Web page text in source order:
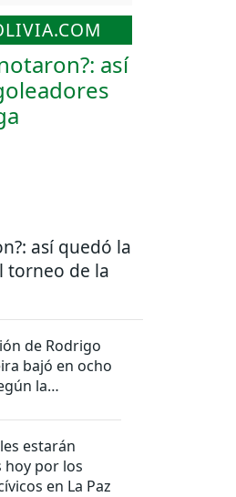
así quedó la
torneo de la
de Rodrigo
bajó en ocho
la
estarán
hoy por los
en La Paz